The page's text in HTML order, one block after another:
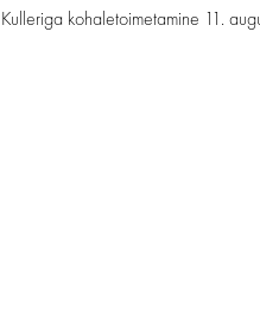
Kulleriga kohaletoimetamine 11.